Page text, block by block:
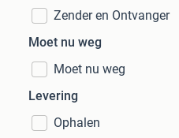
Zender en Ontvanger
Moet nu weg
Moet nu weg
Levering
Ophalen